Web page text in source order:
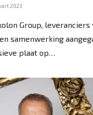
2023
Group,
samenwerking
plaat op…